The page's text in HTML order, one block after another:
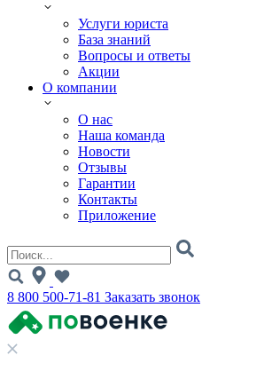
Услуги юриста
База знаний
Вопросы и ответы
Акции
О компании
О нас
Наша команда
Новости
Отзывы
Гарантии
Контакты
Приложение
8 800 500-71-81 Заказать звонок